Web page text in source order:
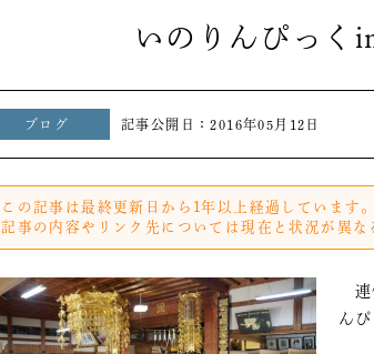
いのりんぴっく
ブログ 記事公開日：2016年05月12日
この記事は最終更新日から1年以上経過しています。
記事の内容やリンク先については現在と状況が異な
連
ん